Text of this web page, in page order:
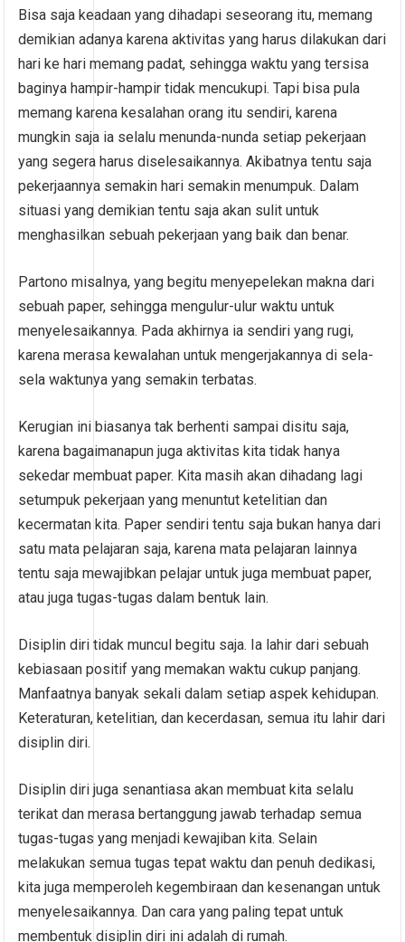
Bisa saja keadaan yang dihadapi seseorang itu, memang
demikian adanya karena aktivitas yang harus dilakukan dari
hari ke hari memang padat, sehingga waktu yang tersisa
baginya hampir-hampir tidak mencukupi. Tapi bisa pula
memang karena kesalahan orang itu sendiri, karena
mungkin saja ia selalu menunda-nunda setiap pekerjaan
yang segera harus diselesaikannya. Akibatnya tentu saja
pekerjaannya semakin hari semakin menumpuk. Dalam
situasi yang demikian tentu saja akan sulit untuk
menghasilkan sebuah pekerjaan yang baik dan benar.
Partono misalnya, yang begitu menyepelekan makna dari
sebuah paper, sehingga mengulur-ulur waktu untuk
menyelesaikannya. Pada akhirnya ia sendiri yang rugi,
karena merasa kewalahan untuk mengerjakannya di sela-
sela waktunya yang semakin terbatas.
Kerugian ini biasanya tak berhenti sampai disitu saja,
karena bagaimanapun juga aktivitas kita tidak hanya
sekedar membuat paper. Kita masih akan dihadang lagi
setumpuk pekerjaan yang menuntut ketelitian dan
kecermatan kita. Paper sendiri tentu saja bukan hanya dari
satu mata pelajaran saja, karena mata pelajaran lainnya
tentu saja mewajibkan pelajar untuk juga membuat paper,
atau juga tugas-tugas dalam bentuk lain.
Disiplin diri tidak muncul begitu saja. Ia lahir dari sebuah
kebiasaan positif yang memakan waktu cukup panjang.
Manfaatnya banyak sekali dalam setiap aspek kehidupan.
Keteraturan, ketelitian, dan kecerdasan, semua itu lahir dari
disiplin diri.
Disiplin diri juga senantiasa akan membuat kita selalu
terikat dan merasa bertanggung jawab terhadap semua
tugas-tugas yang menjadi kewajiban kita. Selain
melakukan semua tugas tepat waktu dan penuh dedikasi,
kita juga memperoleh kegembiraan dan kesenangan untuk
menyelesaikannya. Dan cara yang paling tepat untuk
membentuk disiplin diri ini adalah di rumah.